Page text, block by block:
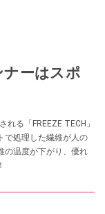
ナーはスポ
る「FREEZE TECH」
で処理した繊維が人の
の温度が下がり、優れ